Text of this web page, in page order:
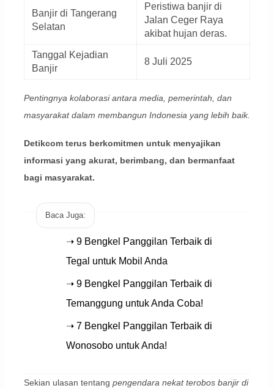
Banjir di Tangerang
Selatan
Peristiwa banjir di
Jalan Ceger Raya
akibat hujan deras.
Tanggal Kejadian
Banjir
8 Juli 2025
Pentingnya kolaborasi antara media, pemerintah, dan
masyarakat dalam membangun Indonesia yang lebih baik.
Detikcom terus berkomitmen untuk menyajikan
informasi yang akurat, berimbang, dan bermanfaat
bagi masyarakat.
Baca Juga:
➝ 9 Bengkel Panggilan Terbaik di
Tegal untuk Mobil Anda
➝ 9 Bengkel Panggilan Terbaik di
Temanggung untuk Anda Coba!
➝ 7 Bengkel Panggilan Terbaik di
Wonosobo untuk Anda!
Sekian ulasan tentang pengendara nekat terobos banjir di